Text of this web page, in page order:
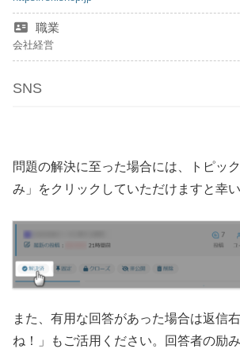
職業
会社経営
SNS
問題の解決に至った場合には、トピッ
み」をクリックしていただけますと幸い
また、有用な回答があった場合は返信
ね！」もご活用ください。回答者の励み